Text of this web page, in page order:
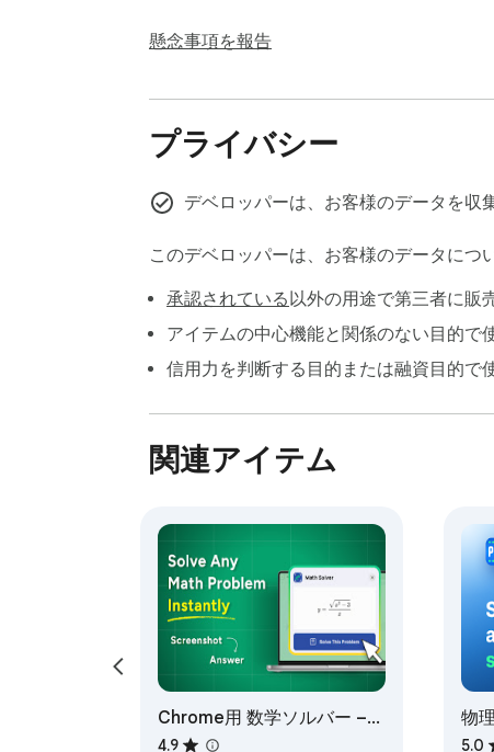
5️⃣ AI駆動の精度 私たちの技術を使用する
ステップ1：ブラウザの拡張機能アイコンを
ステップ3：数学AI画像技術に画像を分析さ
全プロセスは5秒未満で完了します。
✅ なぜこのスクリーンショットソルバーを
▸ スピード：スクリーンショット数学ソル
▸ 便利さ：ブラウザ内で直接動作し、別のア
🎯 完璧な対象
1) 学生
中学校から大学まで、このツールは宿題
ソルバーアプリです。
2) プロフェッショナル
エンジニア、データアナリスト、研究者
3) 教師
懸念事項を報告
プライバシー
デベロッパーは、お客様のデータを収
このデベロッパーは、お客様のデータにつ
承認されている以外の用途で第三者に販
アイテムの中心機能と関係のない目的で
信用力を判断する目的または融資目的で
関連アイテム
Chrome用 数学ソルバー –
AI 数学問題解決ツール
4.9
物
5.0